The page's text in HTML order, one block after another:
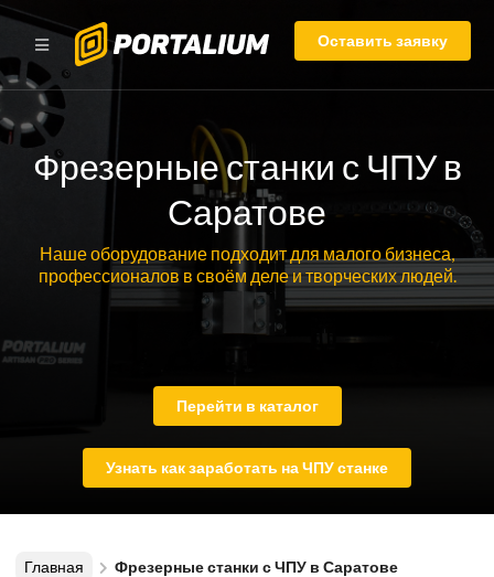
Оставить заявку
Фрезерные станки с ЧПУ в
Саратове
Наше оборудование подходит для малого бизнеса,
профессионалов в своём деле и творческих людей.
Перейти в каталог
Узнать как заработать на ЧПУ станке
Главная Фрезерные станки с ЧПУ в Саратове